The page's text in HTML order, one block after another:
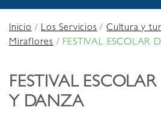
Inicio/Los Servicios/Cultura y
Miraflores / FESTIVAL ESCOLAR
FESTIVAL
Y DANZA